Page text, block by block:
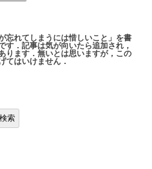
忘れてしまうには惜しいこと」を書
す．記事は気が向いたら追加され，
ります．無いとは思いますが，この
てはいけません．
検索